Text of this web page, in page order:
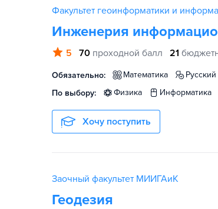
Факультет геоинформатики и
Инженерия
5 70 проходной балл 21
Обязательно: математика
По выбору:
физика информатика
Хочу поступить
Заочный факультет МИИГАиК
Геодезия